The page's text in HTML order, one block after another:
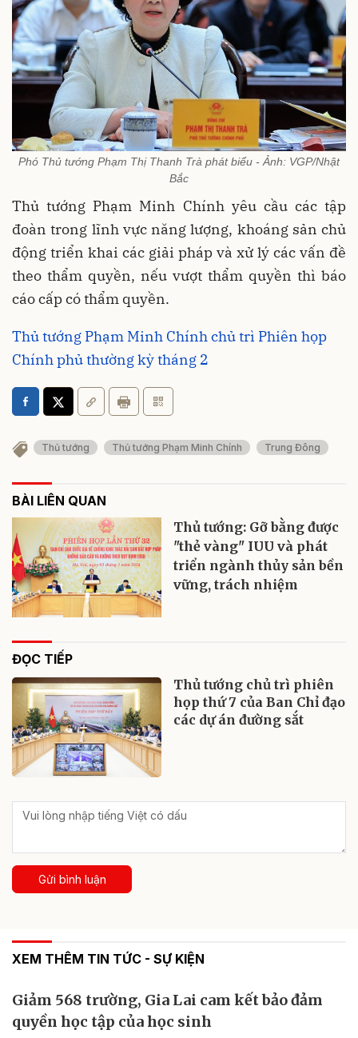
Phó Thủ tướng Phạm Thị Thanh Trà phát biểu - Ảnh: VGP/Nhật
Bắc
Thủ tướng Phạm Minh Chính yêu cầu các tập
đoàn trong lĩnh vực năng lượng, khoáng sản chủ
động triển khai các giải pháp và xử lý các vấn đề
theo thẩm quyền, nếu vượt thẩm quyền thì báo
cáo cấp có thẩm quyền.
Thủ tướng Phạm Minh Chính chủ trì Phiên họp
Chính phủ thường kỳ tháng 2
Thủ tướng Thủ tướng Phạm Minh Chính Trung Đông
BÀI LIÊN QUAN
Thủ tướng: Gỡ bằng được
"thẻ vàng" IUU và phát
triển ngành thủy sản bền
vững, trách nhiệm
ĐỌC TIẾP
Thủ tướng chủ trì phiên
họp thứ 7 của Ban Chỉ đạo
các dự án đường sắt
Gửi bình luận
XEM THÊM TIN TỨC - SỰ KIỆN
Giảm 568 trường, Gia Lai cam kết bảo đảm
quyền học tập của học sinh